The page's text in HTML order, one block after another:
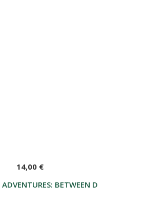
BETWEEN DREAMS AND
14,00 €